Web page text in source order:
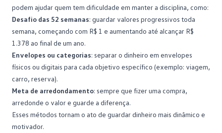
podem ajudar quem tem dificuldade em manter a disciplina, como:
Desafio das 52 semanas: guardar valores progressivos toda
semana, começando com R$ 1 e aumentando até alcançar R$
1.378 ao final de um ano.
Envelopes ou categorias: separar o dinheiro em envelopes
físicos ou digitais para cada objetivo específico (exemplo: viagem,
carro, reserva).
Meta de arredondamento: sempre que fizer uma compra,
arredonde o valor e guarde a diferença.
Esses métodos tornam o ato de guardar dinheiro mais dinâmico e
motivador.